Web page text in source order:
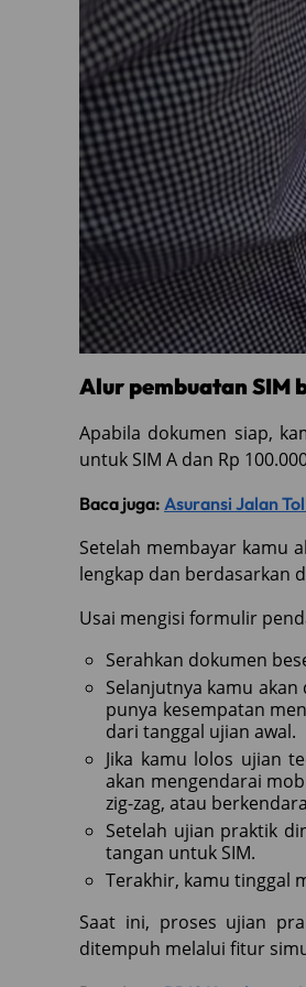
Alur pembuatan SIM
Apabila dokumen siap,
untuk SIM A dan Rp
Baca juga: Asuransi Jalan
Setelah membayar kamu
lengkap dan berdasarkan
Usai mengisi formulir
Serahkan dokumen
Selanjutnya kamu
punya kesempatan
dari tanggal ujian awal.
Jika kamu lolos ujian
akan mengendarai
zig-zag, atau
Setelah ujian praktik
tangan untuk SIM.
Terakhir, kamu tinggal
Saat ini, proses ujian
ditempuh melalui fitur